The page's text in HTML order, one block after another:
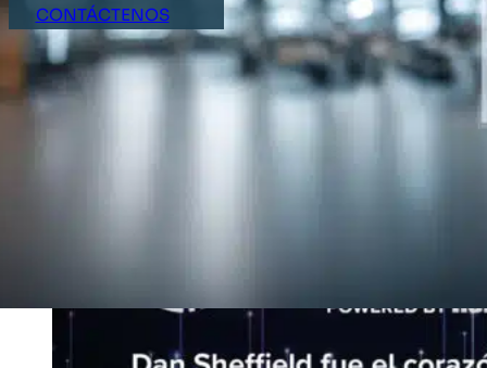
CONTÁCTENOS
INICIO ÚLTIMAS NOTICIAS DAN SHEFFIELD